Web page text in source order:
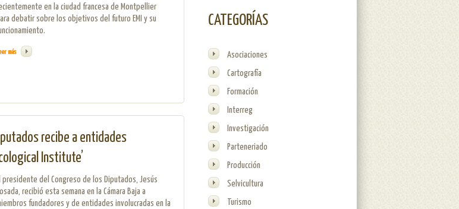
CATEGORÍAS
Asociaciones
Cartografía
Formación
Interreg
Investigación
Parteneriado
Producción
Selvicultura
Turismo
en la ciudad francesa de Montpellier
debatir sobre los objetivos del futuro EMI y su
mássobre El Instituto Europeo de Micología recibe una gran acogida en Francia antes de su presentación en España
recibe a entidades
Institute’
presidente del Congreso de los Diputados, Jesús
recibió esta semana en la Cámara Baja a
fundadores y de entidades involucradas en la